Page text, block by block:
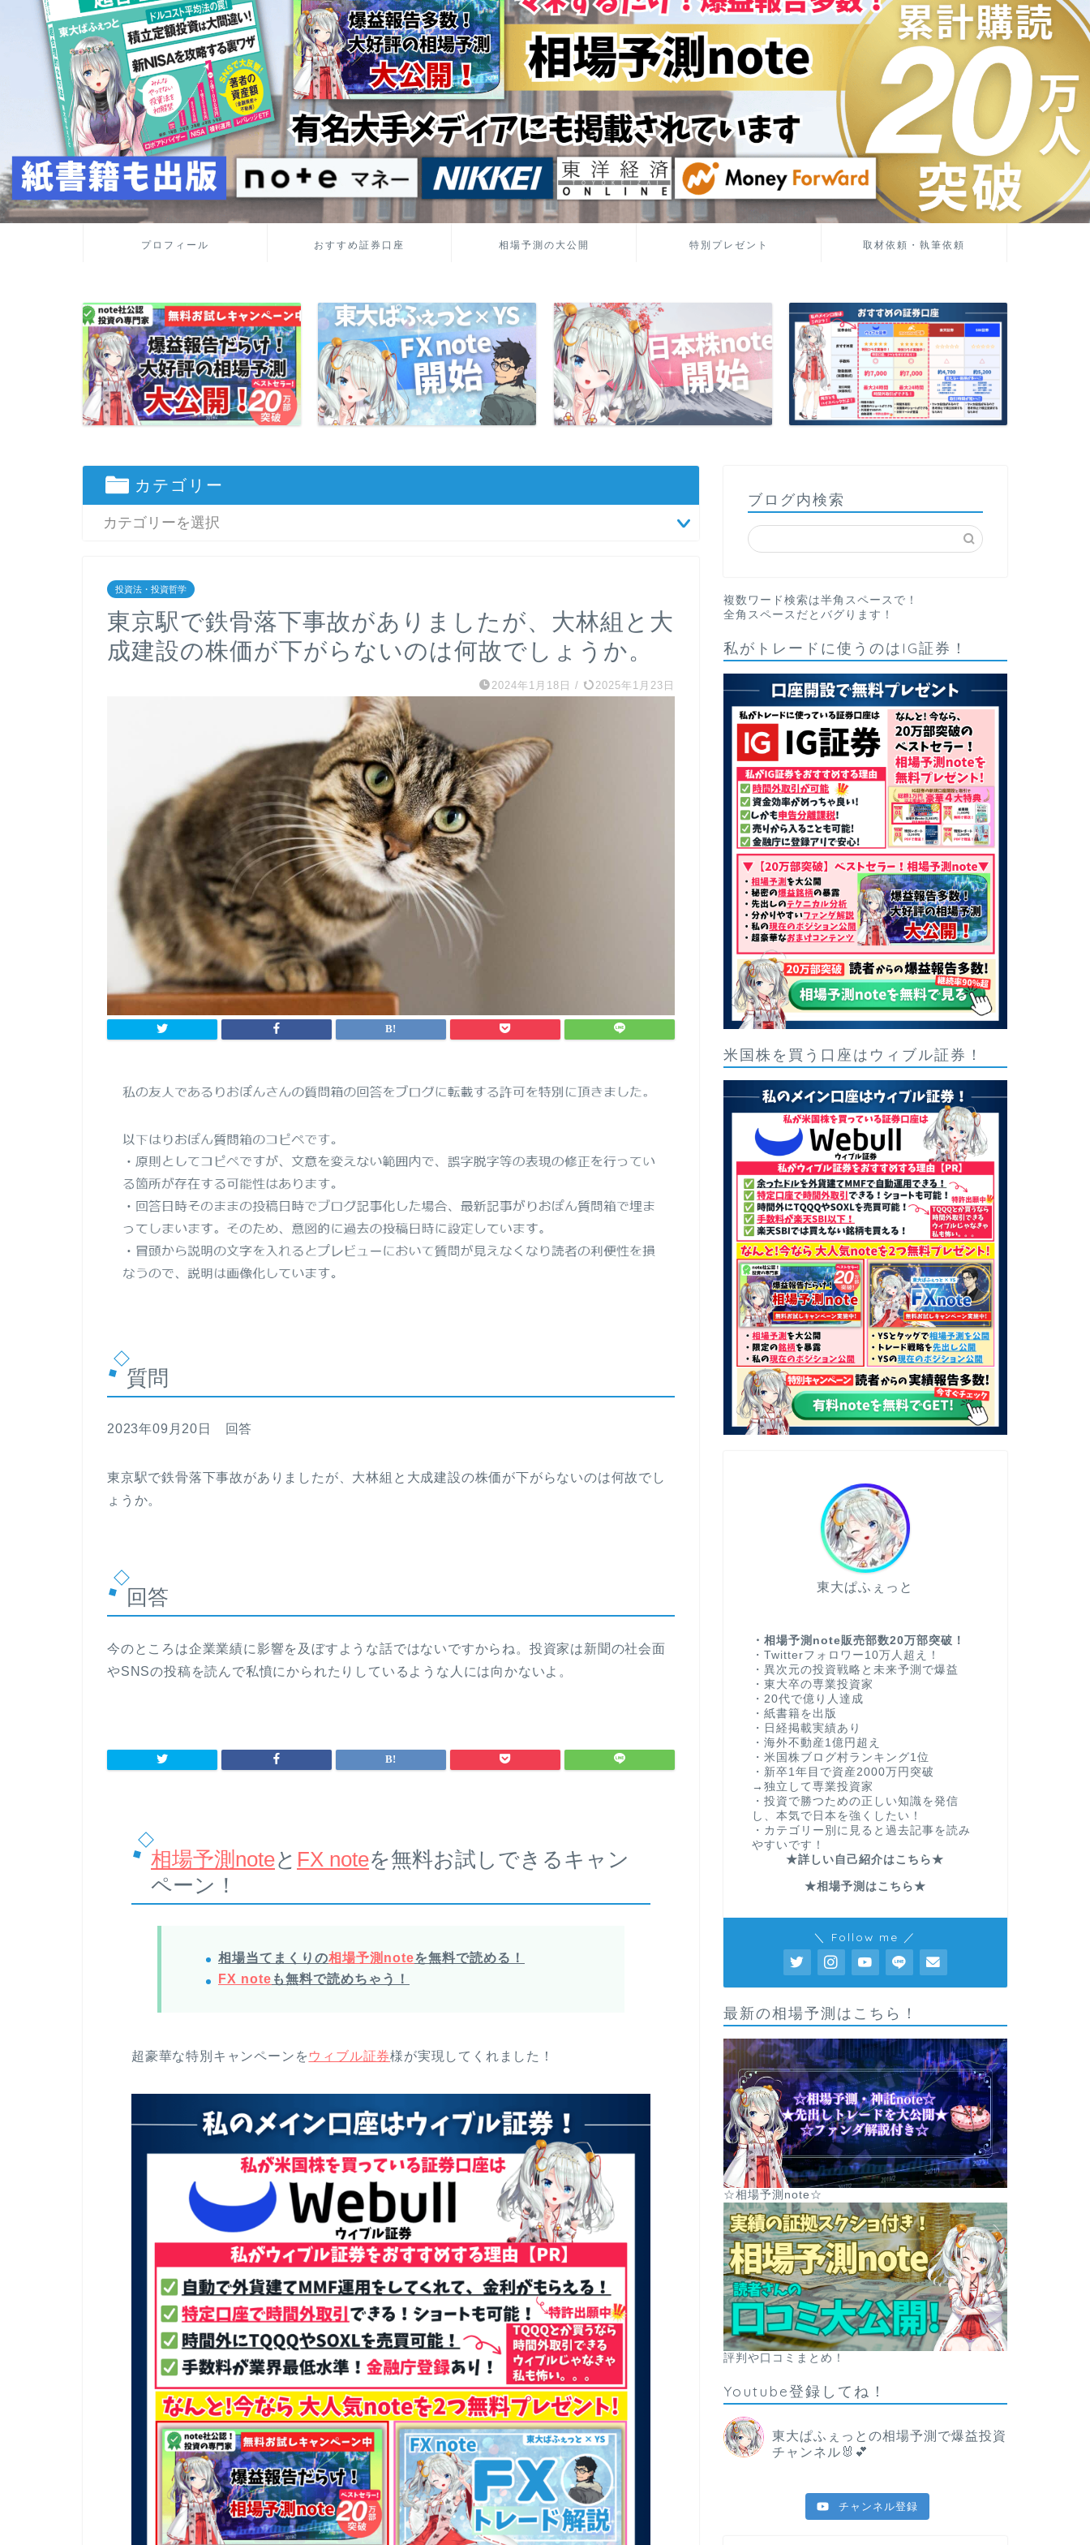
プロフィール おすすめ証券口座 相場予測の大公開 特別プレゼント 取材依頼・執筆依頼
カテゴリー
投資法・投資哲学
東京駅で鉄骨落下事故がありましたが、大林組と大
成建設の株価が下がらないのは何故でしょうか。
2024年1月18日 / 2025年1月23日
質問
2023年09月20日 回答
東京駅で鉄骨落下事故がありましたが、大林組と大成建設の株価が下がらないのは何故でし
ょうか。
回答
今のところは企業業績に影響を及ぼすような話ではないですからね。投資家は新聞の社会面
やSNSの投稿を読んで私憤にかられたりしているような人には向かないよ。
相場予測noteと FX noteを無料お試しできるキャン
ペーン！
相場当てまくりの相場予測noteを無料で読める！
FX note も無料で読めちゃう！
超豪華な特別キャンペーンを ウィブル証券様が実現してくれました！
ブログ内検索
複数ワード検索は半角スペースで！
全角スペースだとバグります！
私がトレードに使うのはIG証券！
米国株を買う口座はウィブル証券！
東大ぱふぇっと
・相場予測note販売部数20万部突破！
・Twitterフォロワー10万人超え！
・異次元の投資戦略と未来予測で爆益
・東大卒の専業投資家
・20代で億り人達成
・紙書籍を出版
・日経掲載実績あり
・海外不動産1億円超え
・米国株ブログ村ランキング1位
・新卒1年目で資産2000万円突破
→独立して専業投資家
・投資で勝つための正しい知識を発信
し、本気で日本を強くしたい！
・カテゴリー別に見ると過去記事を読み
やすいです！
★詳しい自己紹介はこちら★
★相場予測はこちら★
＼ Follow me ／
最新の相場予測はこちら！
☆相場予測note☆
評判や口コミまとめ！
Youtube登録してね！
東大ぱふぇっとの相場予測で爆益投資
チャンネル🐰💕
チャンネル登録